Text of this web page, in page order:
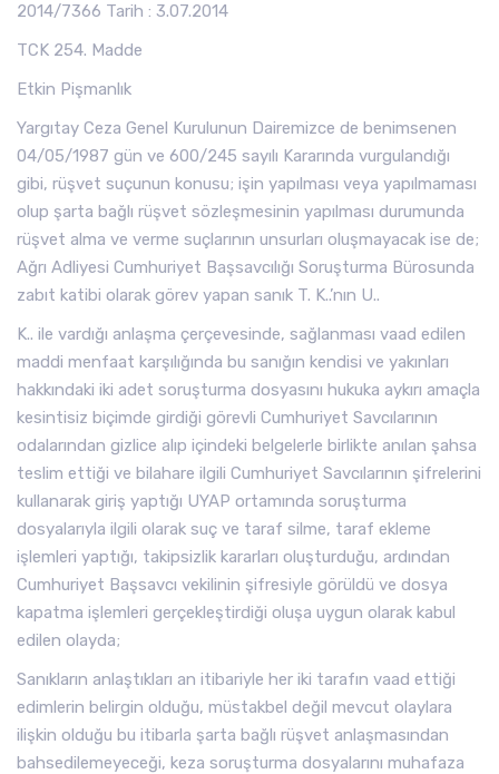
2014/7366 Tarih : 3.07.2014
TCK 254. Madde
Etkin Pişmanlık
Yargıtay Ceza Genel Kurulunun Dairemizce de benimsenen
04/05/1987 gün ve 600/245 sayılı Kararında vurgulandığı
gibi, rüşvet suçunun konusu; işin yapılması veya yapılmaması
olup şarta bağlı rüşvet sözleşmesinin yapılması durumunda
rüşvet alma ve verme suçlarının unsurları oluşmayacak ise de;
Ağrı Adliyesi Cumhuriyet Başsavcılığı Soruşturma Bürosunda
zabıt katibi olarak görev yapan sanık T. K..’nın U..
K.. ile vardığı anlaşma çerçevesinde, sağlanması vaad edilen
maddi menfaat karşılığında bu sanığın kendisi ve yakınları
hakkındaki iki adet soruşturma dosyasını hukuka aykırı amaçla
kesintisiz biçimde girdiği görevli Cumhuriyet Savcılarının
odalarından gizlice alıp içindeki belgelerle birlikte anılan şahsa
teslim ettiği ve bilahare ilgili Cumhuriyet Savcılarının şifrelerini
kullanarak giriş yaptığı UYAP ortamında soruşturma
dosyalarıyla ilgili olarak suç ve taraf silme, taraf ekleme
işlemleri yaptığı, takipsizlik kararları oluşturduğu, ardından
Cumhuriyet Başsavcı vekilinin şifresiyle görüldü ve dosya
kapatma işlemleri gerçekleştirdiği oluşa uygun olarak kabul
edilen olayda;
Sanıkların anlaştıkları an itibariyle her iki tarafın vaad ettiği
edimlerin belirgin olduğu, müstakbel değil mevcut olaylara
ilişkin olduğu bu itibarla şarta bağlı rüşvet anlaşmasından
bahsedilemeyeceği, keza soruşturma dosyalarını muhafaza